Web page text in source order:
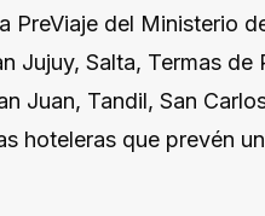
PreViaje del Ministerio
Jujuy, Salta, Termas
Juan, Tandil, San
hoteleras que prevén